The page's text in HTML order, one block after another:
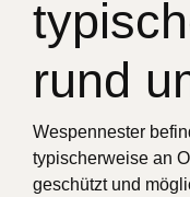
rund
Wespennester
typischerweise an
geschützt und